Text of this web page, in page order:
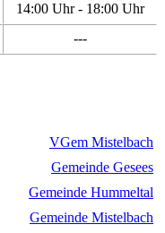
14:00 Uhr - 18:00 Uhr
---
VGem Mistelbach
Gemeinde Gesees
Gemeinde Hummeltal
Gemeinde Mistelbach